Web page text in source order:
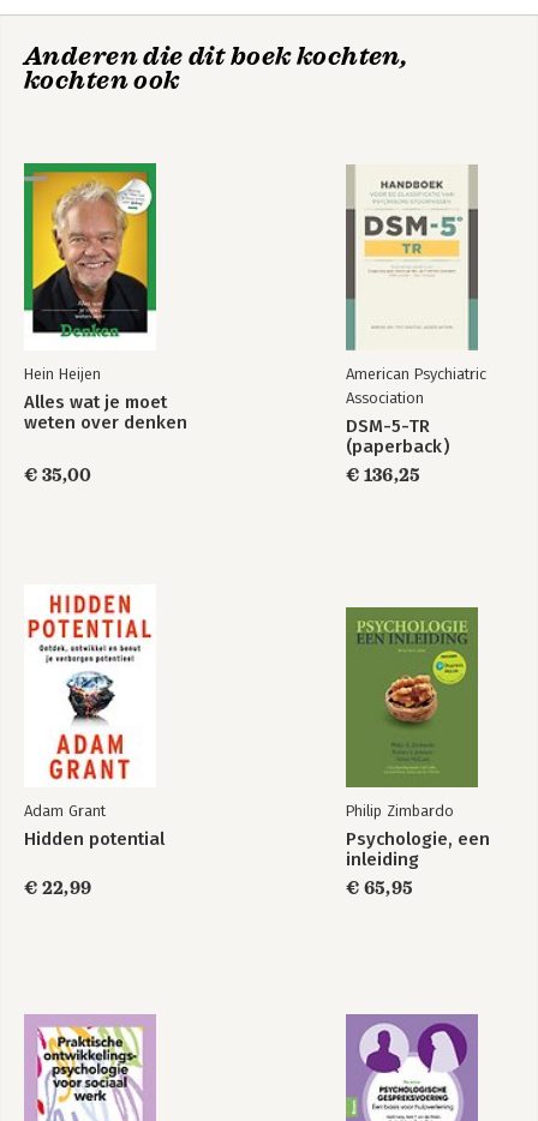
weten over denken
need te know about
Influencing
Bekijk alle boeken
9 Het standaard beslissingsmodel in mij
10 Situaties, motivaties & emoties die mij beïnvloeden
Nawoord
Anderen die dit boek kochten,
kochten ook
Hein Heijen
Alles wat je moet
weten over denken
€ 35,00
American Psychiatric
Association
DSM-5-TR
(paperback)
€ 136,25
Adam Grant
Hidden potential
€ 22,99
Philip Zimbardo
Psychologie, een
inleiding
€ 65,95